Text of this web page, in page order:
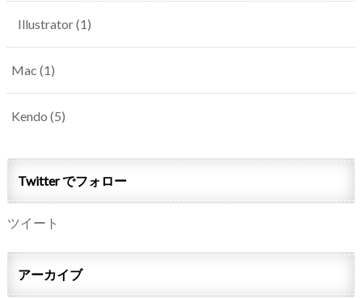
Illustrator(1)
Mac (1)
Kendo (5)
Twitter でフォロー
ツイート
アーカイブ